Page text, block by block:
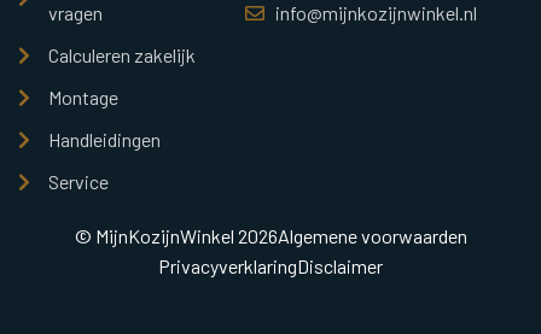
vragen
Calculeren zakelijk
Montage
Handleidingen
Service
info@mijnkozijnwinkel.nl
© MijnKozijnWinkel 2026Algemene voorwaarden
PrivacyverklaringDisclaimer